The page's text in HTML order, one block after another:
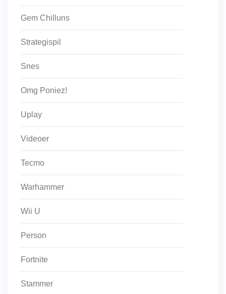
Gem Chilluns
Strategispil
Snes
Omg Poniez!
Uplay
Videoer
Tecmo
Warhammer
Wii U
Person
Fortnite
Stammer